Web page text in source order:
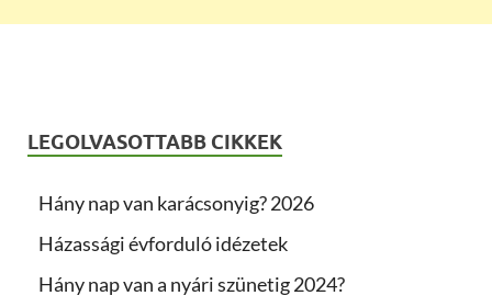
LEGOLVASOTTABB CIKKEK
Hány nap van karácsonyig? 2026
Házassági évforduló idézetek
Hány nap van a nyári szünetig 2024?